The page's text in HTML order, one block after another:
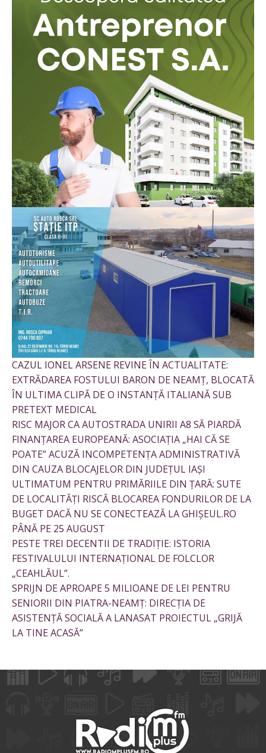
CAZUL IONEL ARSENE REVINE ÎN ACTUALITATE:
EXTRĂDAREA FOSTULUI BARON DE NEAMȚ, BLOCATĂ
ÎN ULTIMA CLIPĂ DE O INSTANȚĂ ITALIANĂ SUB
PRETEXT MEDICAL
RISC MAJOR CA AUTOSTRADA UNIRII A8 SĂ PIARDĂ
FINANȚAREA EUROPEANĂ: ASOCIAȚIA „HAI CĂ SE
POATE” ACUZĂ INCOMPETENȚA ADMINISTRATIVĂ
DIN CAUZA BLOCAJELOR DIN JUDEȚUL IAȘI
ULTIMATUM PENTRU PRIMĂRIILE DIN ȚARĂ: SUTE
DE LOCALITĂȚI RISCĂ BLOCAREA FONDURILOR DE LA
BUGET DACĂ NU SE CONECTEAZĂ LA GHIȘEUL.RO
PÂNĂ PE 25 AUGUST
PESTE TREI DECENTII DE TRADIȚIE: ISTORIA
FESTIVALULUI INTERNAȚIONAL DE FOLCLOR
„CEAHLĂUL”.
SPRIJN DE APROAPE 5 MILIOANE DE LEI PENTRU
SENIORII DIN PIATRA-NEAMȚ: DIRECȚIA DE
ASISTENȚĂ SOCIALĂ A LANASAT PROIECTUL „GRIJĂ
LA TINE ACASĂ”